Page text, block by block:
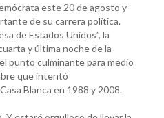
este 20 de agosto y
de su carrera política.
de Estados Unidos”, la
y última noche de la
punto culminante para medio
que intentó
Blanca en 1988 y 2008.